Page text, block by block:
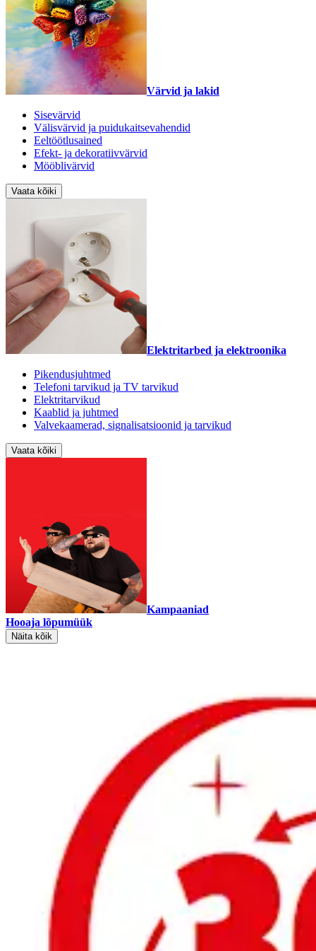
Värvid ja lakid
Sisevärvid
Välisvärvid ja puidukaitsevahendid
Eeltöötlusained
Efekt- ja dekoratiivvärvid
Mööblivärvid
Vaata kõiki
Elektritarbed ja elektroonika
Pikendusjuhtmed
Telefoni tarvikud ja TV tarvikud
Elektritarvikud
Kaablid ja juhtmed
Valvekaamerad, signalisatsioonid ja tarvikud
Vaata kõiki
Kampaaniad
Hooaja lõpumüük
Näita kõik